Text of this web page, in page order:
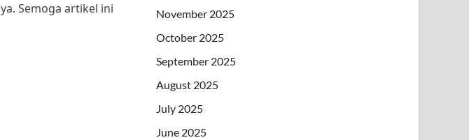
Semoga artikel ini
November 2025
October 2025
September 2025
August 2025
July 2025
June 2025